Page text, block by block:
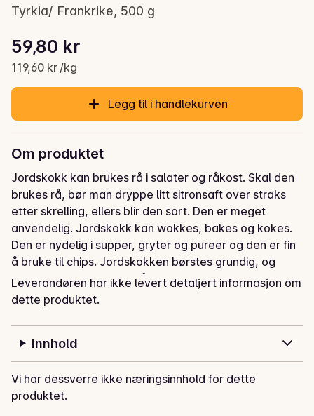
Tyrkia/ Frankrike, 500 g
Gjeldende pris er: 59,80 kr
59,80 kr
119,60 kr /kg
Stykkpris: 119,60 kr /kg
Legg til i handlekurven
Om produktet
Jordskokk kan brukes rå i salater og råkost. Skal den
brukes rå, bør man dryppe litt sitronsaft over straks
etter skrelling, ellers blir den sort. Den er meget
anvendelig. Jordskokk kan wokkes, bakes og kokes.
Den er nydelig i supper, gryter og pureer og den er fin
å bruke til chips. Jordskokken børstes grundig, og
tilberedes med skallet på. Det tynne skallet er
spiselig, men vanligvis skrelles jordskokken før
Leverandøren har ikke levert detaljert informasjon om
dette produktet.
Innhold
Vi har dessverre ikke næringsinnhold for dette
produktet.